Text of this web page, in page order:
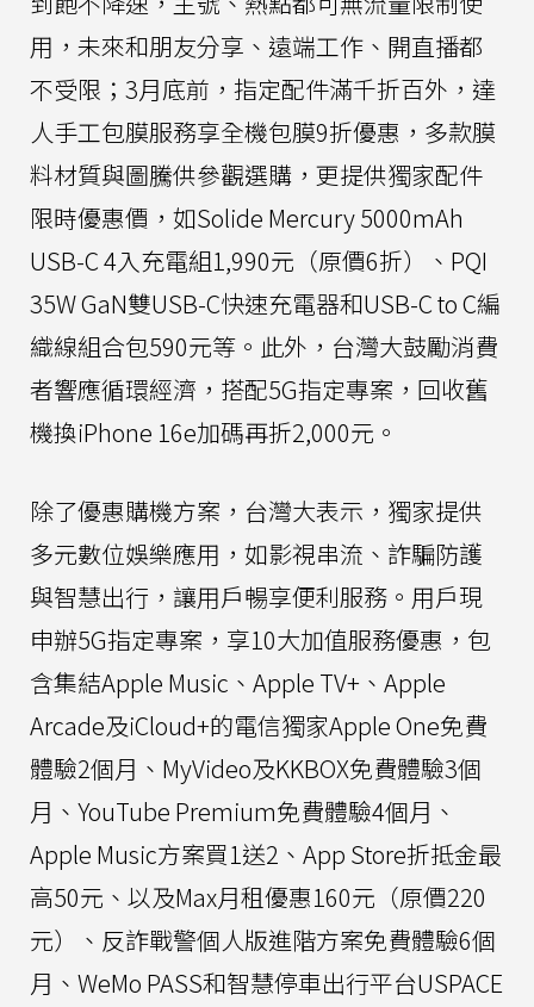
用，未來和朋友分享、遠端工作、開直播都
不受限；3月底前，指定配件滿千折百外，達
人手工包膜服務享全機包膜9折優惠，多款膜
料材質與圖騰供參觀選購，更提供獨家配件
限時優惠價，如Solide Mercury 5000mAh
USB-C 4入充電組1,990元（原價6折）、PQI
35W GaN雙USB-C快速充電器和USB-C to C編
織線組合包590元等。此外，台灣大鼓勵消費
者響應循環經濟，搭配5G指定專案，回收舊
機換iPhone 16e加碼再折2,000元。
除了優惠購機方案，台灣大表示，獨家提供
多元數位娛樂應用，如影視串流、詐騙防護
與智慧出行，讓用戶暢享便利服務。用戶現
申辦5G指定專案，享10大加值服務優惠，包
含集結Apple Music、Apple TV+、Apple
Arcade及iCloud+的電信獨家Apple One免費
體驗2個月、MyVideo及KKBOX免費體驗3個
月、YouTube Premium免費體驗4個月、
Apple Music方案買1送2、App Store折抵金最
高50元、以及Max月租優惠160元（原價220
元）、反詐戰警個人版進階方案免費體驗6個
月、WeMo PASS和智慧停車出行平台USPACE